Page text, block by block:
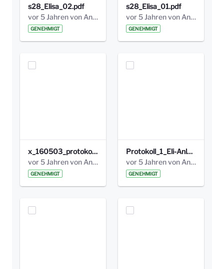
s28_Elisa_02.pdf
vor 5 Jahren von Anni Schlumberger
GENEHMIGT
s28_Elisa_01.pdf
vor 5 Jahren von Anni Schlumberger
GENEHMIGT
x_160503_protokoll_infoabend.pdf
vor 5 Jahren von Anni Schlumberger
GENEHMIGT
Protokoll_1_Eli-Anlage_final.pdf
vor 5 Jahren von Anni Schlumberger
GENEHMIGT